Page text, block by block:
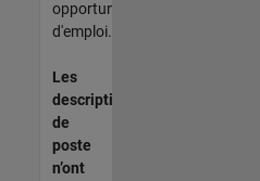
opportunités
d'emploi.
Les
descriptions
de
poste
n’ont